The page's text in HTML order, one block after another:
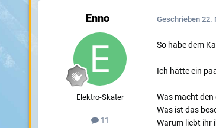
Enno
Elektro-Skater
11
Geschrieben 22.
So habe dem
Ich hätte ein
Was macht den
Was ist das
Warum liebt ihr